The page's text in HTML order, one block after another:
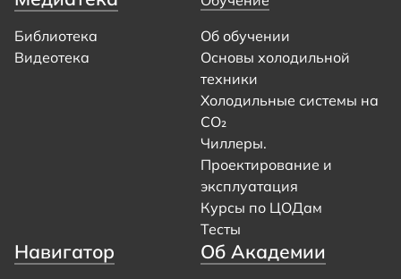
Библиотека
Видеотека
Об обучении
Основы холодильной
техники
Холодильные системы на
CO₂
Чиллеры.
Проектирование и
эксплуатация
Курсы по ЦОДам
Тесты
Навигатор Об Академии